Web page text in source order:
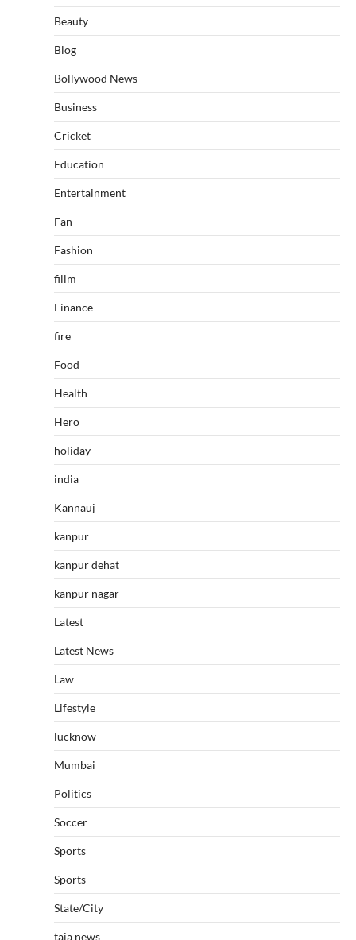
Beauty
Blog
Bollywood News
Business
Cricket
Education
Entertainment
Fan
Fashion
fillm
Finance
fire
Food
Health
Hero
holiday
india
Kannauj
kanpur
kanpur dehat
kanpur nagar
Latest
Latest News
Law
Lifestyle
lucknow
Mumbai
Politics
Soccer
Sports
Sports
State/City
taja news